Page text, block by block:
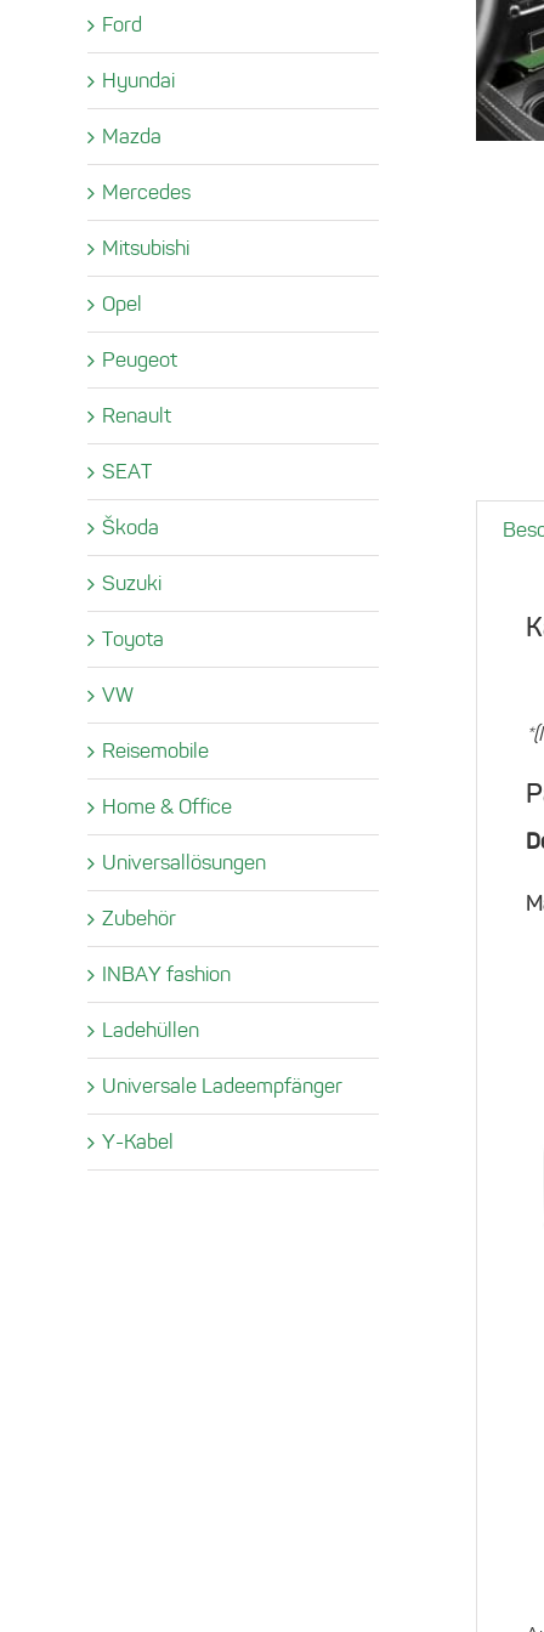
Ford
Hyundai
Mazda
Mercedes
Mitsubishi
Opel
Peugeot
Renault
SEAT
Škoda
Suzuki
Toyota
VW
Reisemobile
Home & Office
Universallösungen
Zubehör
INBAY fashion
Ladehüllen
Universale Ladeempfänger
Y-Kabel